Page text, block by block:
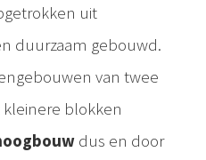
uit
duurzaam gebouwd.
van twee
blokken
dus en door